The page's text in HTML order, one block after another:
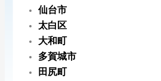
仙台市
太白区
大和町
多賀城市
田尻町